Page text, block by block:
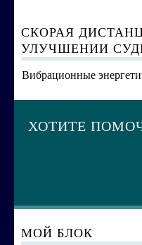
СКОРАЯ
УЛУЧШЕНИИ
Вибрационные
ХОТИТЕ
МОЙ БЛОК